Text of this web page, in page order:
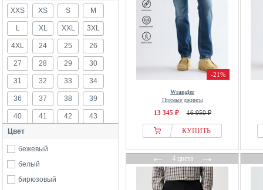
XXS XS S M
L XL XXL 3XL
4XL 24 25 26
27 28 29 30
31 32 33 34
36 37 38 39
40 41 42 43
44
50 52
128 134
Цвет
бежевый
белый
бирюзовый
-21%
Wrangler
Прямые джинсы
13 345 ₽ 16 950 ₽
КУПИТЬ
←4 цвета→